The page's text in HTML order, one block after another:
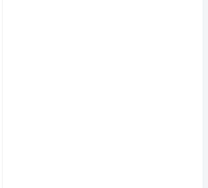
quang điện tăng dần